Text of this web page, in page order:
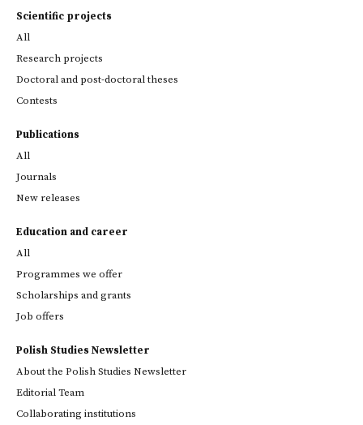
Scientific projects
All
Research projects
Doctoral and post-doctoral theses
Contests
Publications
All
Journals
New releases
Education and career
All
Programmes we offer
Scholarships and grants
Job offers
Polish Studies Newsletter
About the Polish Studies Newsletter
Editorial Team
Collaborating institutions